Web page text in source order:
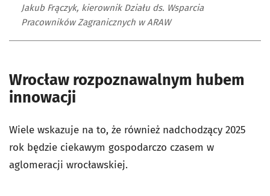
Jakub Frączyk, kierownik Działu ds. Wsparcia
Pracowników Zagranicznych w ARAW
Wrocław rozpoznawalnym hubem
innowacji
Wiele wskazuje na to, że również nadchodzący 2025
rok będzie ciekawym gospodarczo czasem w
aglomeracji wrocławskiej.